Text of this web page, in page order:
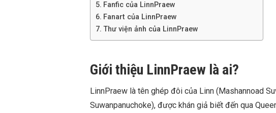
Fanfic của LinnPraew
Fanart của LinnPraew
Thư viện ảnh của LinnPraew
Giới thiệu LinnPraew là ai?
LinnPraew là tên ghép đôi của Linn (Mashannoad
Suwanpanuchoke), được khán giả biết đến qua